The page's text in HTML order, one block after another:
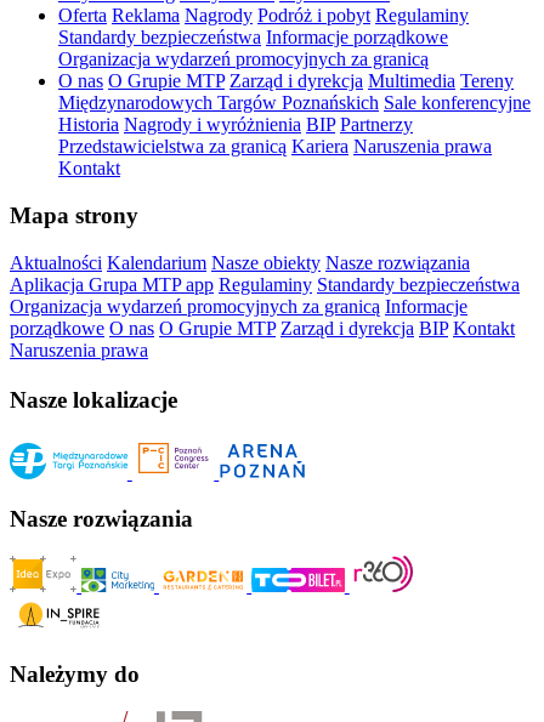
Oferta Reklama Nagrody Podróż i pobyt Regulaminy
Standardy bezpieczeństwa Informacje porządkowe
Organizacja wydarzeń promocyjnych za granicą
O nas O Grupie MTP Zarząd i dyrekcja Multimedia Tereny
Międzynarodowych Targów Poznańskich Sale konferencyjne
Historia Nagrody i wyróżnienia BIP Partnerzy
Przedstawicielstwa za granicą Kariera Naruszenia prawa
Kontakt
Mapa strony
Aktualności Kalendarium Nasze obiekty Nasze rozwiązania
Aplikacja Grupa MTP app Regulaminy Standardy bezpieczeństwa
Organizacja wydarzeń promocyjnych za granicą Informacje
porządkowe O nas O Grupie MTP Zarząd i dyrekcja BIP Kontakt
Naruszenia prawa
Nasze lokalizacje
Nasze rozwiązania
Należymy do